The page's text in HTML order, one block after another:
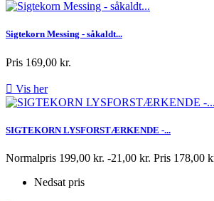
Sigtekorn Messing - såkaldt...
Pris 169,00 kr.
 Vis her
SIGTEKORN LYSFORSTÆRKENDE -...
Normalpris 199,00 kr. -21,00 kr. Pris 178,00
Nedsat pris